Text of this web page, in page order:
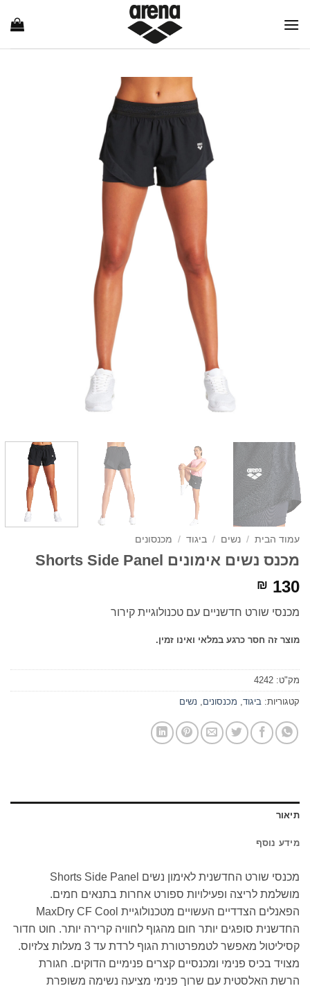
עמוד הבית / נשים / ביגוד / מכנסונים
מכנס נשים אימונים Shorts Side Panel
₪ 130
מכנסי שורט חדשניים עם טכנולוגיית קירור
מוצר זה חסר כרגע במלאי ואינו זמין.
מק"ט: 4242
קטגוריות: ביגוד מכנסונים נשים
תיאור
מידע נוסף
מכנסי שורט החדשנית לאימון נשים Shorts Side Panel
מושלמת לריצה ופעילויות ספורט אחרות בתנאים חמים.
הפאנלים הצדדיים העשויים מטכנולוגיית MaxDry CF Cool
החדשנית סופגים יותר חום מהגוף לחוויה קרירה יותר. חוט חדור
קסיליטול מאפשר לטמפרטורת הגוף לרדת עד 3 מעלות צלזיוס.
מצויד בכיס פנימי ומכנסיים קצרים פנימיים הדוקים. חגורת
הרשת האלסטית עם שרוך פנימי מציעה נשימה משופרת